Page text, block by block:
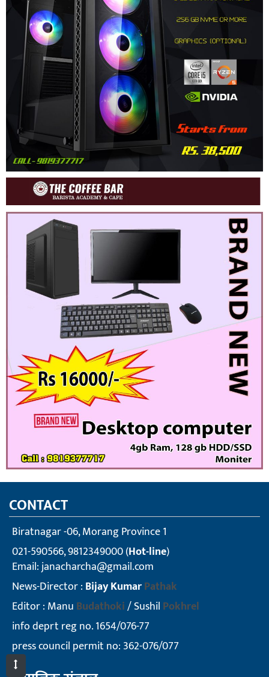
CONTACT
Biratnagar -06, Morang Province 1
021-590566, 9812349000 (Hot-line)
Email:janacharcha@gmail.com
News-Director : Bijay KumarPathak
Editor : Manu Budathoki/ Sushil Pokhrel
info deprt reg no. 1654/076-77
press council permit no: 362-076/077